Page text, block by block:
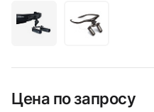
Цена по запросу